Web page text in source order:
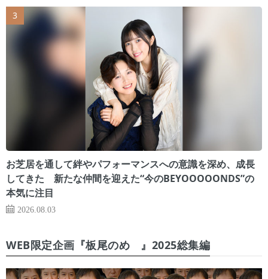
お芝居を通して絆やパフォーマンスへの意識を深め、成長
してきた 新たな仲間を迎えた“今のBEYOOOOONDS”の
本気に注目
2026.08.03
WEB限定企画『板尾のめ゙』2025総集編